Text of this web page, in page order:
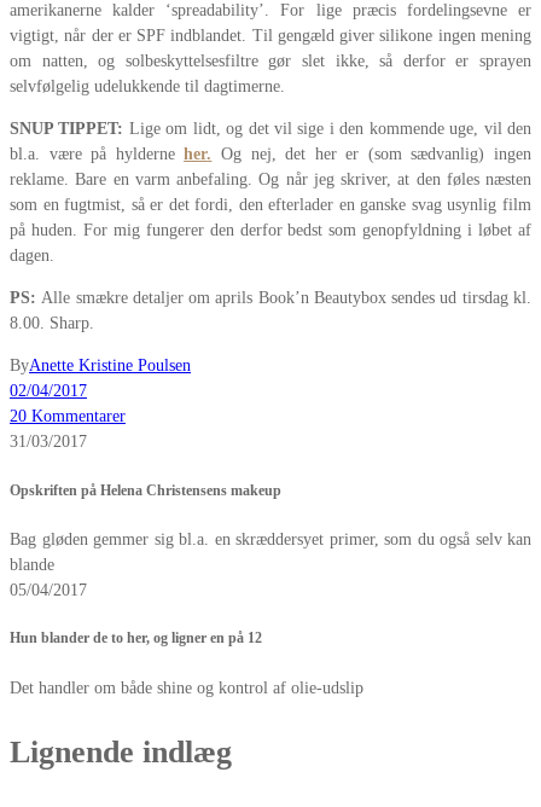
amerikanerne kalder ‘spreadability’. For lige præcis fordelingsevne er
vigtigt, når der er SPF indblandet. Til gengæld giver silikone ingen mening
om natten, og solbeskyttelsesfiltre gør slet ikke, så derfor er sprayen
selvfølgelig udelukkende til dagtimerne.
SNUP TIPPET: Lige om lidt, og det vil sige i den kommende uge, vil den
bl.a. være på hylderneher. Og nej, det her er (som sædvanlig) ingen
reklame. Bare en varm anbefaling. Og når jeg skriver, at den føles næsten
som en fugtmist, så er det fordi, den efterlader en ganske svag usynlig film
på huden. For mig fungerer den derfor bedst som genopfyldning i løbet af
dagen.
PS: Alle smækre detaljer om aprils Book’n Beautybox sendes ud tirsdag kl.
8.00. Sharp.
ByAnette Kristine Poulsen
02/04/2017
20 Kommentarer
31/03/2017
Opskriften på Helena Christensens makeup
Bag gløden gemmer sig bl.a. en skræddersyet primer, som du også selv kan
blande
05/04/2017
Hun blander de to her, og ligner en på 12
Det handler om både shine og kontrol af olie-udslip
Lignende indlæg